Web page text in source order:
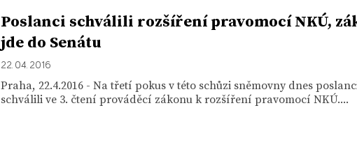
Poslanci schválili rozšíření pravomocí NKÚ,
jde do Senátu
22. 04. 2016
Praha, 22.4.2016 - Na třetí pokus v této schůzi sněmovny dnes
schválili ve 3. čtení prováděcí zákonu k rozšíření pravomocí NKÚ....